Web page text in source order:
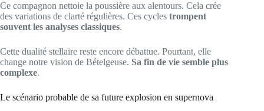
Ce compagnon nettoie la poussière aux alentours. Cela crée
des variations de clarté régulières. Ces cycles trompent
souvent les analyses classiques.
Cette dualité stellaire reste encore débattue. Pourtant, elle
change notre vision de Bételgeuse. Sa fin de vie semble plus
complexe.
Le scénario probable de sa future explosion en supernova